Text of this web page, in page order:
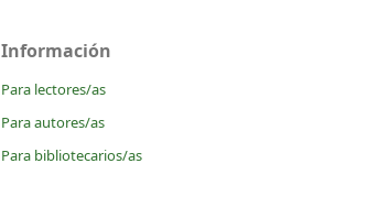
Información
Para lectores/as
Para autores/as
Para bibliotecarios/as